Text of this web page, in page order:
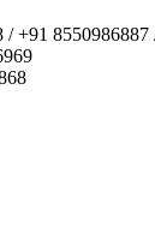
/ +91